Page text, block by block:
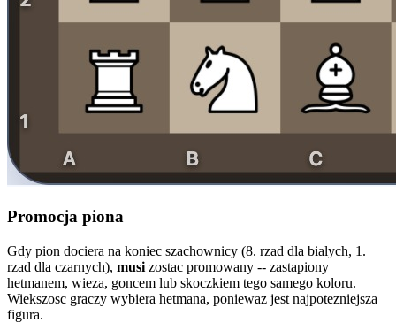
Promocja piona
Gdy pion dociera na koniec szachownicy (8. rzad dla bialych, 1.
rzad dla czarnych), musi zostac promowany -- zastapiony
hetmanem, wieza, goncem lub skoczkiem tego samego koloru.
Wiekszosc graczy wybiera hetmana, poniewaz jest najpotezniejsza
figura.